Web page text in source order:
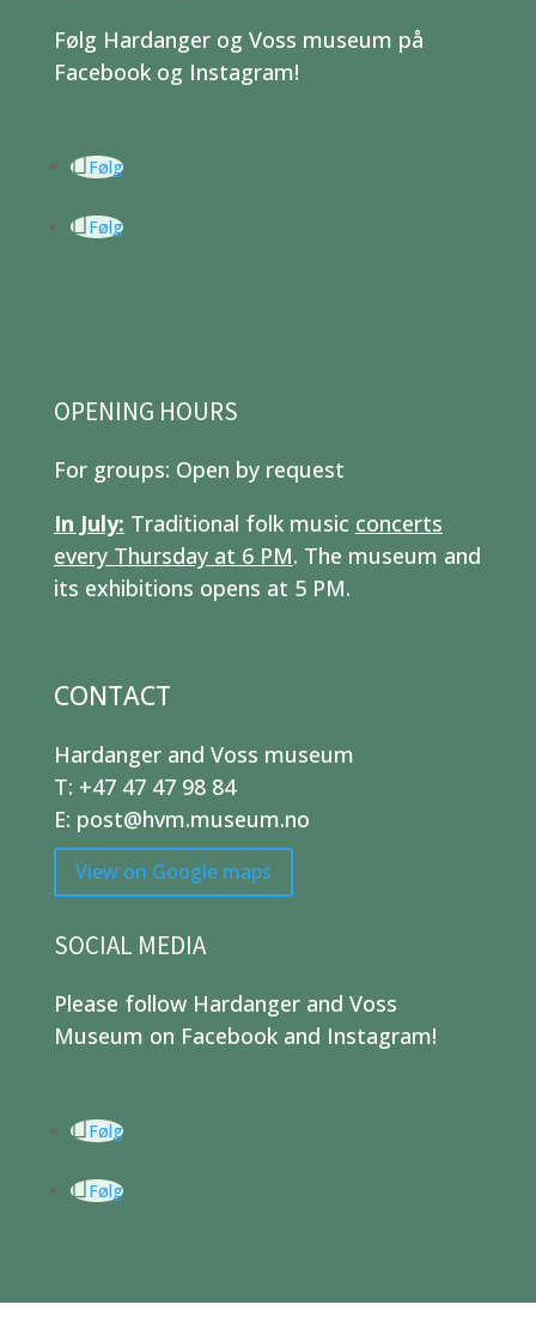
Følg Hardanger og Voss museum på
Facebook og Instagram!
Følg
Følg
OPENING HOURS
For groups: Open by request
In July: Traditional folk music concerts
every Thursday at 6 PM. The museum and
its exhibitions opens at 5 PM.
CONTACT
Hardanger and Voss museum
T: +47 47 47 98 84
E: post@hvm.museum.no
View on Google maps
SOCIAL MEDIA
Please follow Hardanger and Voss
Museum on Facebook and Instagram!
Følg
Følg